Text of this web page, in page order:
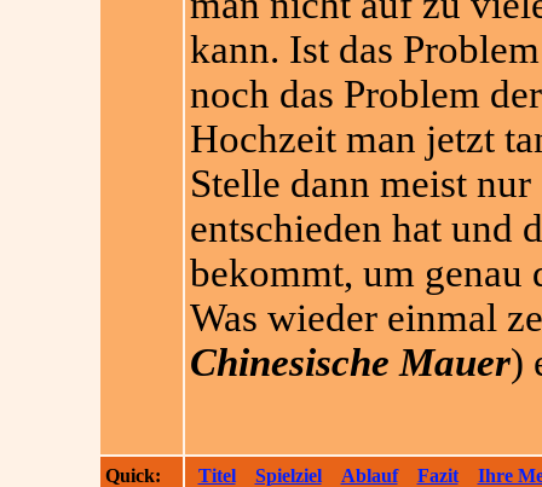
kann. Ist das
noch das Problem
Hochzeit man jetzt
Stelle dann meist
entschieden hat und
bekommt, um genau
Was wieder einmal
Chinesische Mauer)
Quick: Titel Spielziel Ablauf Fazit Ihre